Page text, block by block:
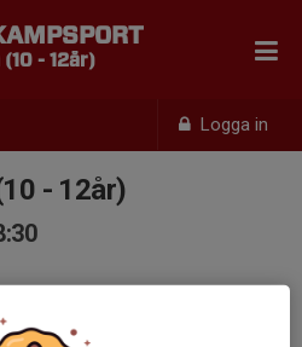
Logga in
- 12år)
- 12år)